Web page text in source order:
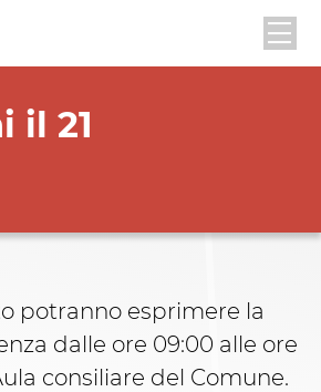
il 21
potranno esprimere la
dalle ore 09:00 alle ore
consiliare del Comune.